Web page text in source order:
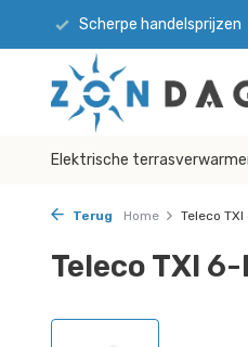
Scherpe handelsprijzen
Elektrische
Terug Home Teleco
Teleco TXI